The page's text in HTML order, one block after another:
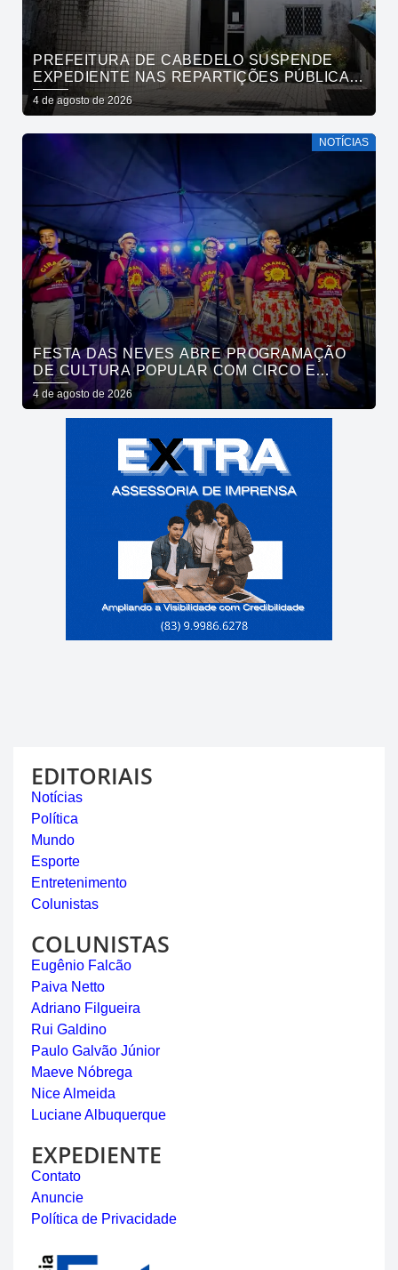
PREFEITURA DE CABEDELO SUSPENDE
EXPEDIENTE NAS REPARTIÇÕES PÚBLICAS
MUNICIPAIS NESTA QUARTA-FEIRA (5)
4 de agosto de 2026
NOTÍCIAS
FESTA DAS NEVES ABRE PROGRAMAÇÃO
DE CULTURA POPULAR COM CIRCO E
CIRANDA NO PARQUE SOLON DE LUCENA
4 de agosto de 2026
EDITORIAIS
Notícias
Política
Mundo
Esporte
Entretenimento
Colunistas
COLUNISTAS
Eugênio Falcão
Paiva Netto
Adriano Filgueira
Rui Galdino
Paulo Galvão Júnior
Maeve Nóbrega
Nice Almeida
Luciane Albuquerque
EXPEDIENTE
Contato
Anuncie
Política de Privacidade